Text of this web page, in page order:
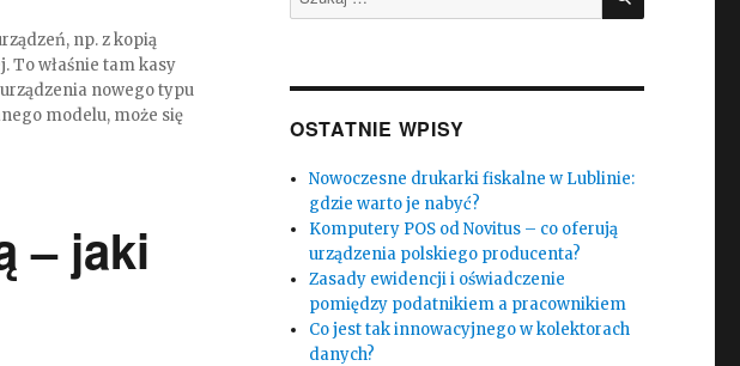
np. z kopią
To właśnie tam kasy
nowego typu
modelu, może się
– jaki
OSTATNIE WPISY
Nowoczesne drukarki fiskalne w Lublinie:
gdzie warto je nabyć?
Komputery POS od Novitus – co oferują
urządzenia polskiego producenta?
Zasady ewidencji i oświadczenie
pomiędzy podatnikiem a pracownikiem
Co jest tak innowacyjnego w kolektorach
danych?